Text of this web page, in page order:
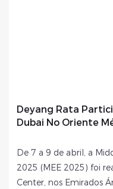
Deyang Rata
Dubai No Oriente
De 7 a 9 de abril, a
2025 (MEE 2025) foi
Center, nos Emirados